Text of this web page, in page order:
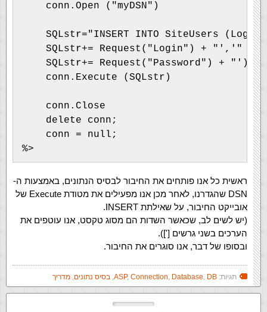
    conn.Open ("myDSN")
SQLstr="INSERT INTO SiteUsers
    SQLstr+= Request("Login") + "','"
    SQLstr+= Request("Password") + "')"
    conn.Execute (SQLstr)
    conn.Close
    delete conn;
    conn = null;
ראשית כל אנו פותחים את החיבור לבסיס הנתונים, באמצעות ה-
DSN שהגדרנו, לאחר מכן אנו מפעילים את מטודת Execute של
אובייקט החיבור, על שאילתת INSERT.
(יש לשים לב, שכאשר השדות הם מסוג טקסט, אנו עוטפים את
הערכים בשני גרשים [']).
ובסופו של דבר, אנו סוגרים את החיבור.
תגיות: ASP, Connection, Database, DB
, בסיס נתונים, מדריך